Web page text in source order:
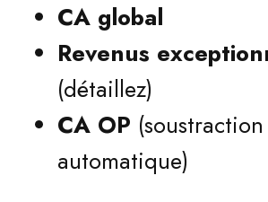
CA global
Revenus
(détaillez)
CA OP (soustraction
automatique)